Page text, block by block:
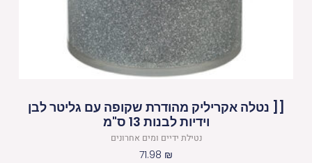
[[ נטלה אקריליק מהודרת שקופה עם גליטר לבן
וידיות לבנות 13 ס"מ
נטילת ידיים ומים אחרונים
71.98 ₪